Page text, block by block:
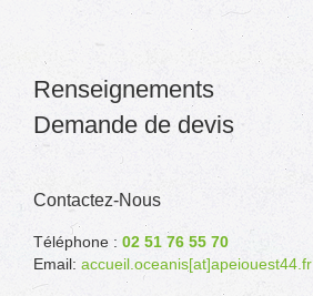
Renseignements
Demande de devis
Contactez-Nous
Téléphone : 02 51 76 55 70
Email: accueil.oceanis[at]apeiouest44.fr